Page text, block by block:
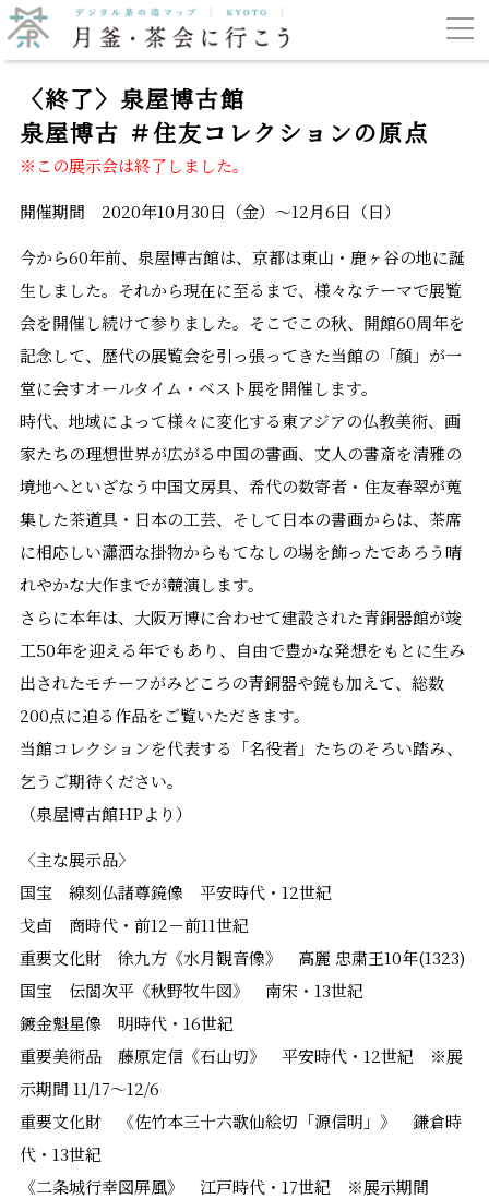
〈終了〉泉屋博古館
泉屋博古 ＃住友コレクションの原点
※この展示会は終了しました。
開催期間 2020年10月30日（金）～12月6日（日）
今から60年前、泉屋博古館は、京都は東山・鹿ヶ谷の地に誕
生しました。それから現在に至るまで、様々なテーマで展覧
会を開催し続けて参りました。そこでこの秋、開館60周年を
記念して、歴代の展覧会を引っ張ってきた当館の「顔」が一
堂に会すオールタイム・ベスト展を開催します。
時代、地域によって様々に変化する東アジアの仏教美術、画
家たちの理想世界が広がる中国の書画、文人の書斎を清雅の
境地へといざなう中国文房具、希代の数寄者・住友春翠が蒐
集した茶道具・日本の工芸、そして日本の書画からは、茶席
に相応しい瀟洒な掛物からもてなしの場を飾ったであろう晴
れやかな大作までが競演します。
さらに本年は、大阪万博に合わせて建設された青銅器館が竣
工50年を迎える年でもあり、自由で豊かな発想をもとに生み
出されたモチーフがみどころの青銅器や鏡も加えて、総数
200点に迫る作品をご覧いただきます。
当館コレクションを代表する「名役者」たちのそろい踏み、
乞うご期待ください。
（泉屋博古館HPより）
〈主な展示品〉
国宝 線刻仏諸尊鏡像 平安時代・12世紀
戈卣 商時代・前12－前11世紀
重要文化財 徐九方《水月観音像》 高麗 忠粛王10年(1323)
国宝 伝閻次平《秋野牧牛図》 南宋・13世紀
鍍金魁星像 明時代・16世紀
重要美術品 藤原定信《石山切》 平安時代・12世紀 ※展
示期間 11/17～12/6
重要文化財 《佐竹本三十六歌仙絵切「源信明」》 鎌倉時
代・13世紀
《二条城行幸図屏風》 江戸時代・17世紀 ※展示期間